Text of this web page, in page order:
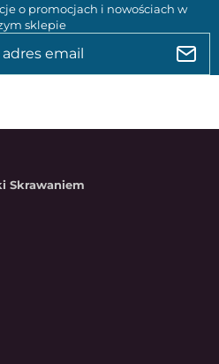
o promocjach i nowościach w
sklepie
Skrawaniem